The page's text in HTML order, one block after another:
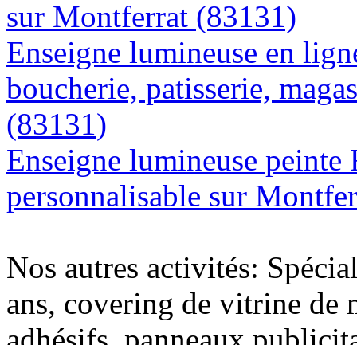
sur Montferrat (83131)
Enseigne lumineuse en
boucherie, patisserie,
(83131)
Enseigne lumineuse
personnalisable sur
Nos autres activités:
ans, covering de vitrine de